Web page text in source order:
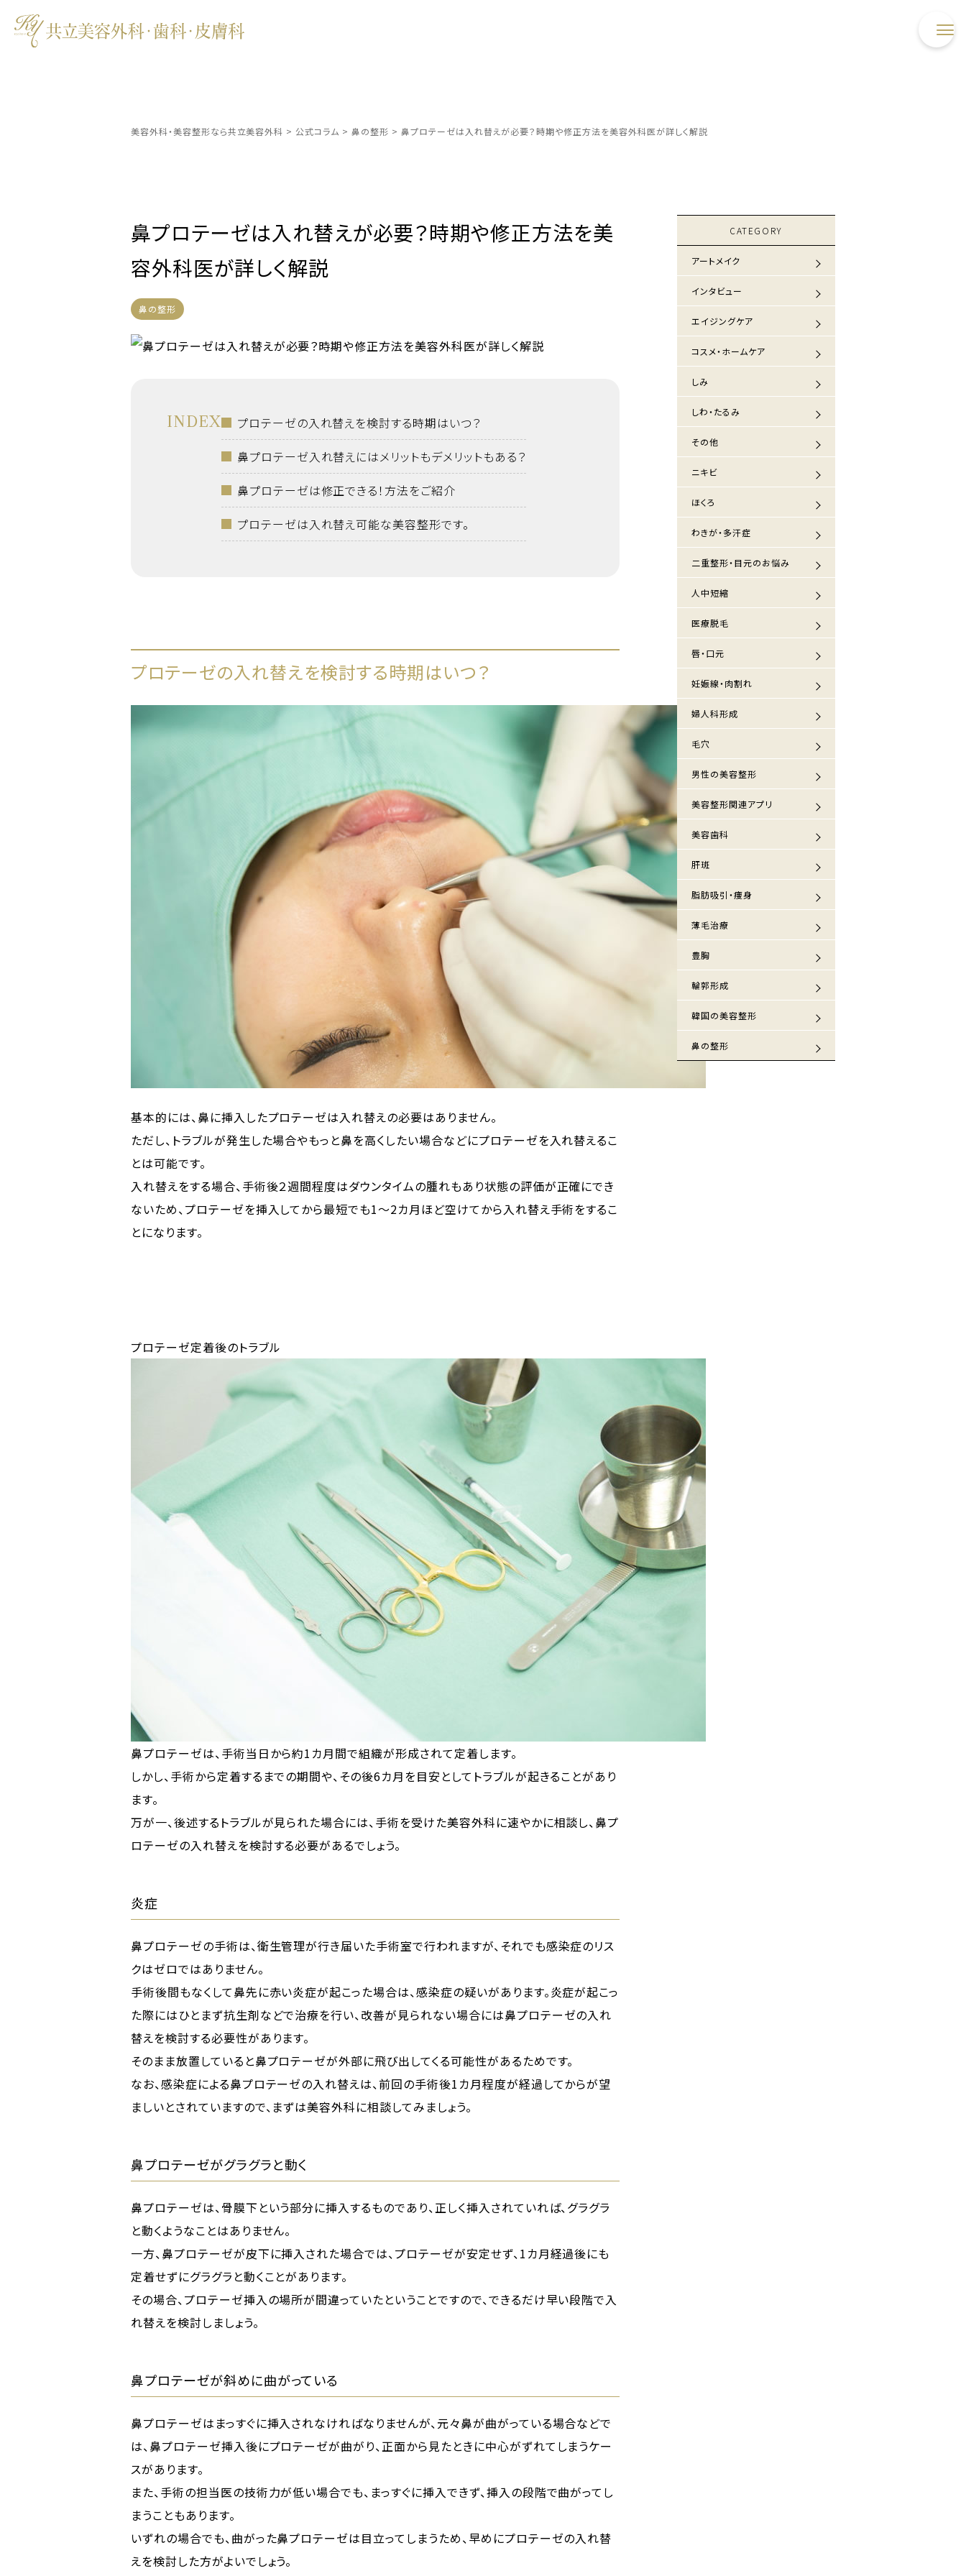
美容外科・美容整形なら共立美容外科 > 公式コラム > 鼻の整形 > 鼻プロテーゼは入れ替えが必要？時期や修正方法を美容外科医が詳しく解説
鼻プロテーゼは入れ替えが必要？時期や修正方法を美
容外科医が詳しく解説
鼻の整形
INDEX
プロテーゼの入れ替えを検討する時期はいつ？
鼻プロテーゼ入れ替えにはメリットもデメリットもある？
鼻プロテーゼは修正できる！方法をご紹介
プロテーゼは入れ替え可能な美容整形です。
プロテーゼの入れ替えを検討する時期はいつ？
基本的には、鼻に挿入したプロテーゼは入れ替えの必要はありません。
ただし、トラブルが発生した場合やもっと鼻を高くしたい場合などにプロテーゼを入れ替えるこ
とは可能です。
入れ替えをする場合、手術後２週間程度はダウンタイムの腫れもあり状態の評価が正確にでき
ないため、プロテーゼを挿入してから最短でも1～2カ月ほど空けてから入れ替え手術をするこ
とになります。
プロテーゼ定着後のトラブル
鼻プロテーゼは、手術当日から約1カ月間で組織が形成されて定着します。
しかし、手術から定着するまでの期間や、その後6カ月を目安としてトラブルが起きることがあり
ます。
万が一、後述するトラブルが見られた場合には、手術を受けた美容外科に速やかに相談し、鼻プ
ロテーゼの入れ替えを検討する必要があるでしょう。
炎症
鼻プロテーゼの手術は、衛生管理が行き届いた手術室で行われますが、それでも感染症のリス
クはゼロではありません。
手術後間もなくして鼻先に赤い炎症が起こった場合は、感染症の疑いがあります。炎症が起こっ
た際にはひとまず抗生剤などで治療を行い、改善が見られない場合には鼻プロテーゼの入れ
替えを検討する必要性があります。
そのまま放置していると鼻プロテーゼが外部に飛び出してくる可能性があるためです。
なお、感染症による鼻プロテーゼの入れ替えは、前回の手術後1カ月程度が経過してからが望
ましいとされていますので、まずは美容外科に相談してみましょう。
鼻プロテーゼがグラグラと動く
鼻プロテーゼは、骨膜下という部分に挿入するものであり、正しく挿入されていれば、グラグラ
と動くようなことはありません。
一方、鼻プロテーゼが皮下に挿入された場合では、プロテーゼが安定せず、1カ月経過後にも
定着せずにグラグラと動くことがあります。
その場合、プロテーゼ挿入の場所が間違っていたということですので、できるだけ早い段階で入
れ替えを検討しましょう。
鼻プロテーゼが斜めに曲がっている
鼻プロテーゼはまっすぐに挿入されなければなりませんが、元々鼻が曲がっている場合などで
は、鼻プロテーゼ挿入後にプロテーゼが曲がり、正面から見たときに中心がずれてしまうケー
スがあります。
また、手術の担当医の技術力が低い場合でも、まっすぐに挿入できず、挿入の段階で曲がってし
まうこともあります。
いずれの場合でも、曲がった鼻プロテーゼは目立ってしまうため、早めにプロテーゼの入れ替
えを検討した方がよいでしょう。
CATEGORY
アートメイク
インタビュー
エイジングケア
コスメ・ホームケア
しみ
しわ・たるみ
その他
ニキビ
ほくろ
わきが・多汗症
二重整形・目元のお悩み
人中短縮
医療脱毛
唇・口元
妊娠線・肉割れ
婦人科形成
毛穴
男性の美容整形
美容整形関連アプリ
美容歯科
肝斑
脂肪吸引・痩身
薄毛治療
豊胸
輪郭形成
韓国の美容整形
鼻の整形